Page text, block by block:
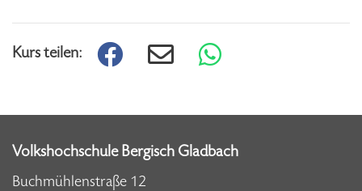
Kurs teilen:
Volkshochschule Bergisch Gladbach
Buchmühlenstraße 12